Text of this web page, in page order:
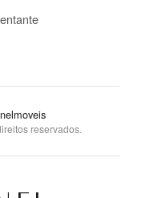
reservados.